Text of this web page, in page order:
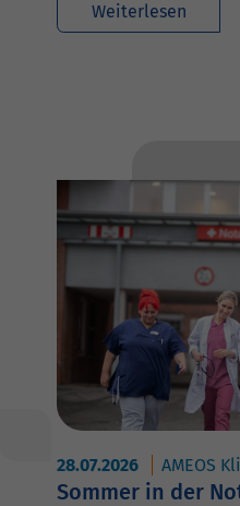
Weiterlesen
28.07.2026 AMEOS
Sommer in der